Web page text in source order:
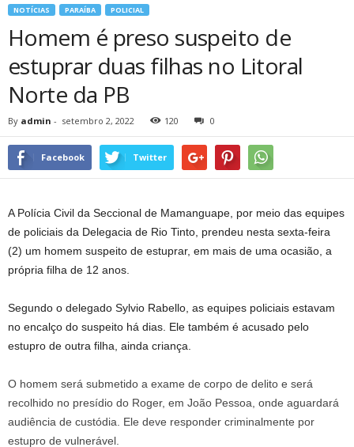
NOTÍCIAS PARAÍBA POLICIAL
Homem é preso suspeito de
estuprar duas filhas no Litoral
Norte da PB
By admin - setembro 2, 2022 120 0
Facebook Twitter
A Polícia Civil da Seccional de Mamanguape, por meio das equipes
de policiais da Delegacia de Rio Tinto, prendeu nesta sexta-feira
(2) um homem suspeito de estuprar, em mais de uma ocasião, a
própria filha de 12 anos.
Segundo o delegado Sylvio Rabello, as equipes policiais estavam
no encalço do suspeito há dias. Ele também é acusado pelo
estupro de outra filha, ainda criança.
O homem será submetido a exame de corpo de delito e será
recolhido no presídio do Roger, em João Pessoa, onde aguardará
audiência de custódia. Ele deve responder criminalmente por
estupro de vulnerável.